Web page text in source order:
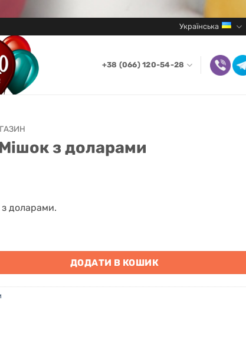
Українська
+38 (066) 120-54-28
з доларами
доларами.
доларами кількість
ДОДАТИ В КОШИК